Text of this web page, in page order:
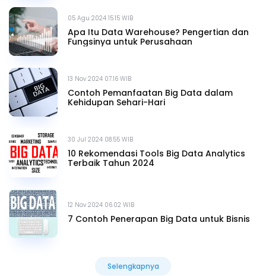
05 Agu 2024 15.15 WIB
Apa Itu Data Warehouse? Pengertian dan
Fungsinya untuk Perusahaan
13 Nov 2024 07.16 WIB
Contoh Pemanfaatan Big Data dalam
Kehidupan Sehari-Hari
30 Jul 2024 08.55 WIB
10 Rekomendasi Tools Big Data Analytics
Terbaik Tahun 2024
12 Nov 2024 06.02 WIB
7 Contoh Penerapan Big Data untuk Bisnis
Selengkapnya